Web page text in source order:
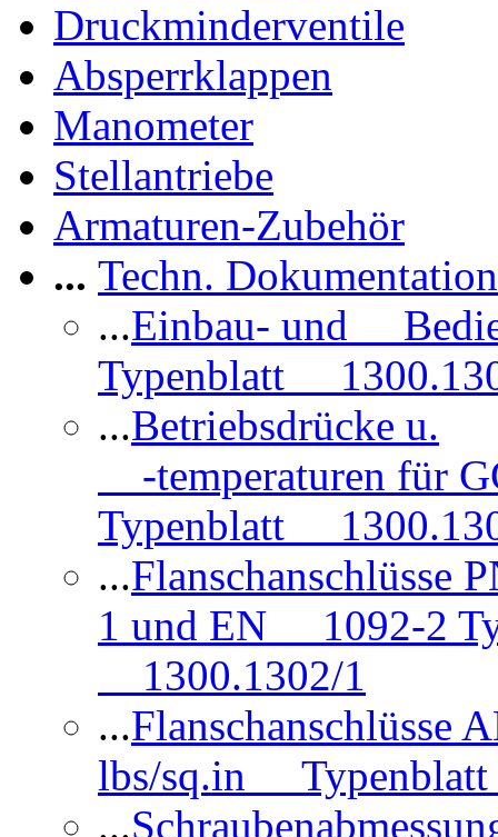
Druckminderventile
Absperrklappen
Manometer
Stellantriebe
Armaturen-Zubehör
... Techn.
...Einbau- und
Typenblatt
...Betriebsdrücke u.
-temperaturen für
Typenblatt
...
1 und EN 1092-2
1300.1302/1
...
lbs/sq.in Typenblatt
...